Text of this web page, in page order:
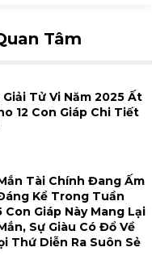
Tâm
Giải Tử Vi Năm 2025 Ất
12 Con Giáp Chi Tiết
Tài Chính Đang Ấm
Kể Trong Tuần
Con Giáp Này Mang Lại
Sự Giàu Có Đổ Về
Thứ Diễn Ra Suôn Sẻ